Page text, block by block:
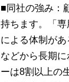
■同社の強み：
持ちます。「
による体制が
などから長期
ーは8割以上の